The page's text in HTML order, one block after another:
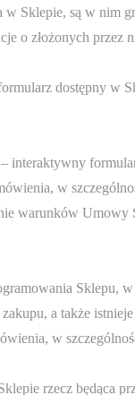
w Sklepie, są w nim
o złożonych przez
dostępny w
interaktywny
w
warunków Umowy
Sklepu,
a także
w
rzecz będąca